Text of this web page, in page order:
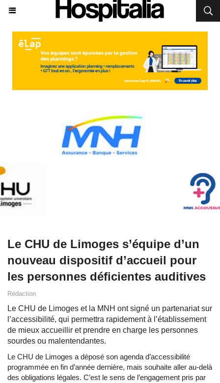
Le CHU de Limoges s’équipe d’un
nouveau dispositif d’accueil pour
les personnes déficientes auditives
Rédaction
Le CHU de Limoges et la MNH ont signé un partenariat sur
l’accessibilité, qui permettra rapidement à l’établissement
de mieux accueillir et prendre en charge les personnes
sourdes ou malentendantes.
Le CHU de Limoges a déposé son agenda d’accessibilité
programmée en fin d’année dernière, mais souhaite aller au-delà
des obligations légales. C’est le sens de l’engagement pris par